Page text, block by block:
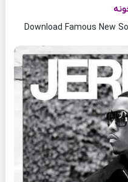
Download Famous New